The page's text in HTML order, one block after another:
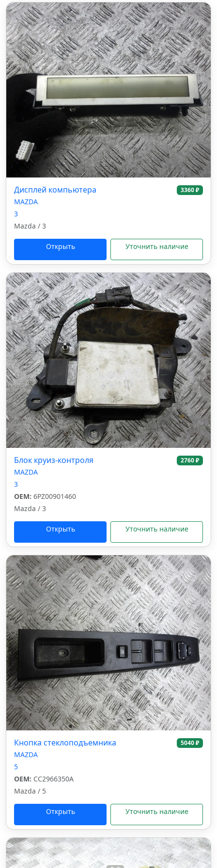
Дисплей компьютера 3360 ₽
MAZDA
3
Mazda / 3
Открыть Уточнить наличие
Блок круиз-контроля 2760 ₽
MAZDA
3
OEM: 6PZ00901460
Mazda / 3
Открыть Уточнить наличие
Кнопка стеклоподъемника 5040 ₽
MAZDA
5
OEM: CC2966350A
Mazda / 5
Открыть Уточнить наличие